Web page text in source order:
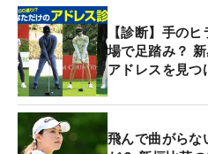
【診断】手の
場で足踏み？
アドレスを見つ
飛んで曲がらな